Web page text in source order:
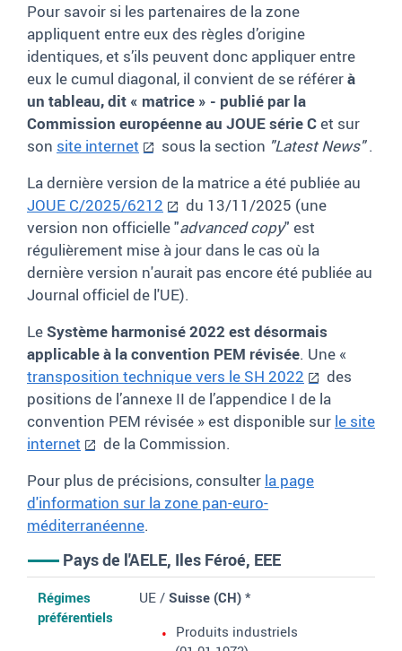
Pour savoir si les partenaires de la zone
appliquent entre eux des règles d’origine
identiques, et s’ils peuvent donc appliquer entre
eux le cumul diagonal, il convient de se référerà
un tableau, dit « matrice » - publié par la
Commission européenne au JOUE série Cet sur
son site internet sous la section "Latest News".
La dernière version de la matrice a été publiée au
JOUE C/2025/6212
du 13/11/2025 (une
version non officielle "advanced copy" est
régulièrement mise à jour dans le cas où la
dernière version n'aurait pas encore été publiée au
Journal officiel de l'UE).
LeSystème harmonisé 2022 est désormais
applicable à la convention PEM révisée. Une «
transposition technique vers le SH 2022
des
positions de l’annexe II de l’appendice I de la
convention PEM révisée » est disponible sur le site
internet
de la Commission.
Pour plus de précisions, consulter la page
d'information sur la zone pan-euro-
méditerranéenne.
Pays de l'AELE, Iles Féroé, EEE
et le protocole définissant la notion de «
Régimes
préférentiels
UE /Suisse (CH) *
Produits industriels